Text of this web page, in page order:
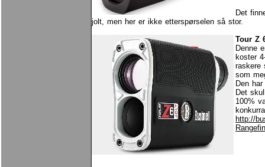
Det
jolt, men her er ikke etterspørselen så stor.
Tour Z
Denne
koster
raskere
som
Den
Det
100%
http://